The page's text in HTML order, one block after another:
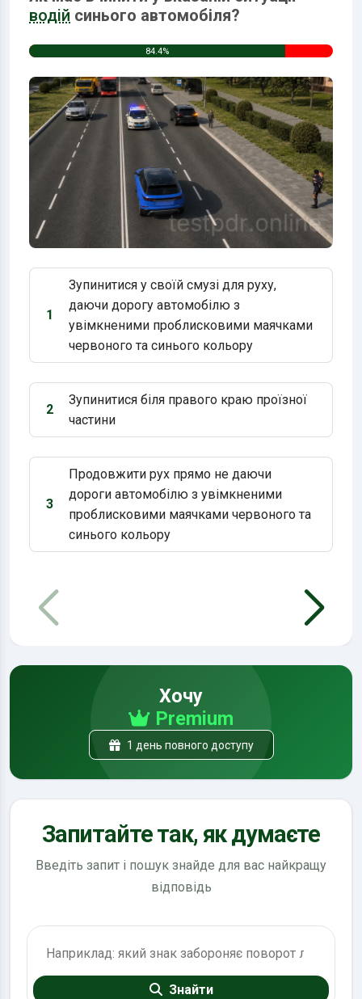
водій синього автомобіля?
84.4%
Варіант 1:
1
Зупинитися у своїй смузі для руху,
даючи дорогу автомобілю з
увімкненими проблисковими маячками
червоного та синього кольору
Варіант 2:
2
Зупинитися біля правого краю проїзної
частини
Варіант 3:
3
Продовжити рух прямо не даючи
дороги автомобілю з увімкненими
проблисковими маячками червоного та
синього кольору
Хочу
Premium
1 день повного доступу
Запитайте так, як думаєте
Введіть запит і пошук знайде для вас найкращу
відповідь
Знайти